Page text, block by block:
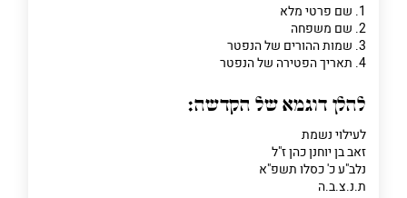
1. שם פרטי מלא
2. שם משפחה
3. שמות ההורים של הנפטר
4. תאריך הפטירה של הנפטר
להלן דוגמא של הקדשה:
לעילוי נשמת
זאב בן יוחנן כהן ז"ל
נלב"ע כ' כסלו תשפ"א
ת.נ.צ.ב.ה